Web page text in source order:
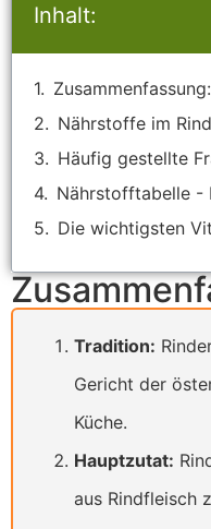
Inhalt:
Zusammenfassung:
Nährstoffe im
Häufig gestellte
Nährstofftabelle -
Die wichtigsten
Tradition:
Gericht der
Küche.
Hauptzutat:
aus Rindfleisch